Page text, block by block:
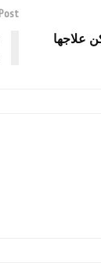
علاجها